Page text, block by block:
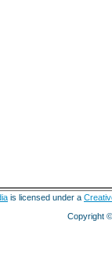
is licensed under a
Copyright